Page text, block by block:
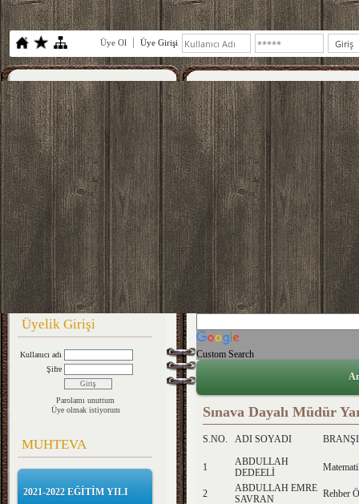
Üye Ol Üye Girişi
Üyelik Girişi
Kullanıcı adı
Şifre
Parolamı unuttum
Üye olmak istiyorum
MUHTEVA
2021-2022 EĞİTİM YILI
Custom Search
Sınava Dayalı Müdür
S.NO. ADI SOYADI BRANŞI
1
ABDULLAH
DEDEELİ
2
ABDULLAH EMRE
SAVRAN
Rehber